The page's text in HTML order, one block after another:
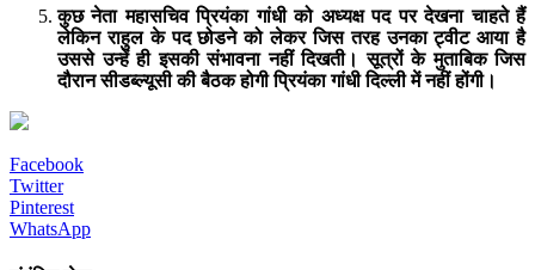
कुछ नेता महासचिव प्रियंका गांधी को अध्यक्ष पद पर देखना चाहते हैं
लेकिन राहुल के पद छोडने को लेकर जिस तरह उनका ट्वीट आया है
उससे उन्हें ही इसकी संभावना नहीं दिखती। सूत्रों के मुताबिक जिस
दौरान सीडब्ल्यूसी की बैठक होगी प्रियंका गांधी दिल्ली में नहीं होंगी।
Facebook
Twitter
Pinterest
WhatsApp